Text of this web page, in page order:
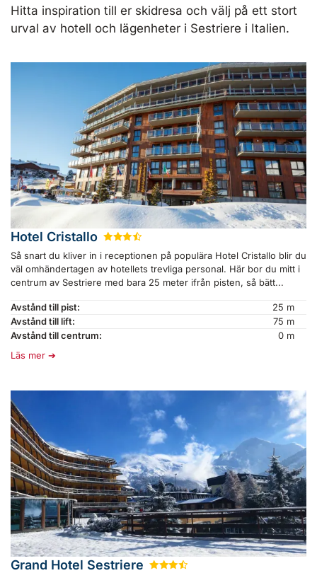
Hitta inspiration till er skidresa och välj på ett stort
urval av hotell och lägenheter i Sestriere i Italien.
Hotel Cristallo ★★★
Så snart du kliver in i receptionen på populära Hotel Cristallo blir du
väl omhändertagen av hotellets trevliga personal. Här bor du mitt i
centrum av Sestriere med bara 25 meter ifrån pisten, så bätt...
Avstånd till pist:
25 m
Avstånd till lift:
75 m
Avstånd till centrum:
0 m
Läs mer
Grand Hotel Sestriere ★★★